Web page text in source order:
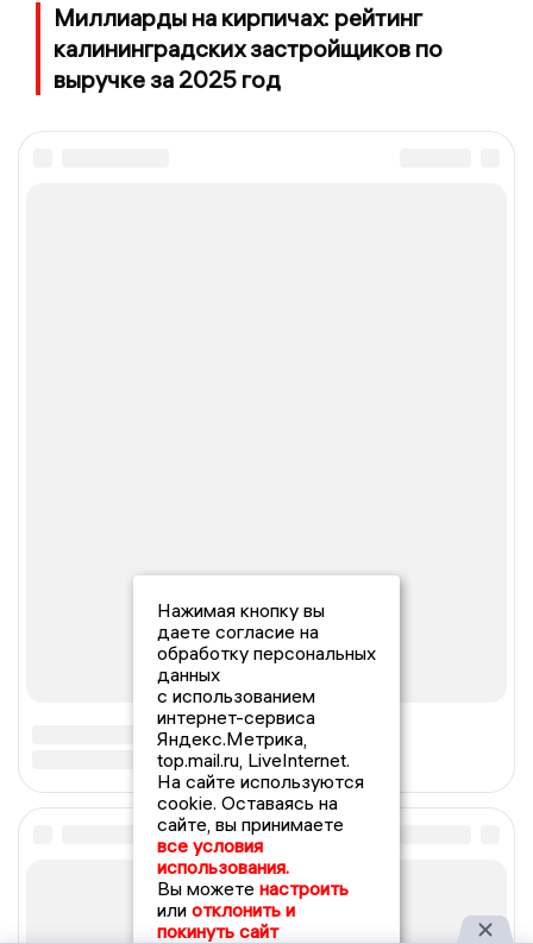
Миллиарды на кирпичах: рейтинг
калининградских застройщиков по
выручке за 2025 год
Нажимая кнопку вы
даете согласие на
обработку персональных
данных
с использованием
интернет-сервиса
Яндекс.Метрика,
top.mail.ru, LiveInternet.
На сайте используются
cookie. Оставаясь на
сайте, вы принимаете
все условия
использования.
Вы можете настроить
или отклонить и
покинуть сайт